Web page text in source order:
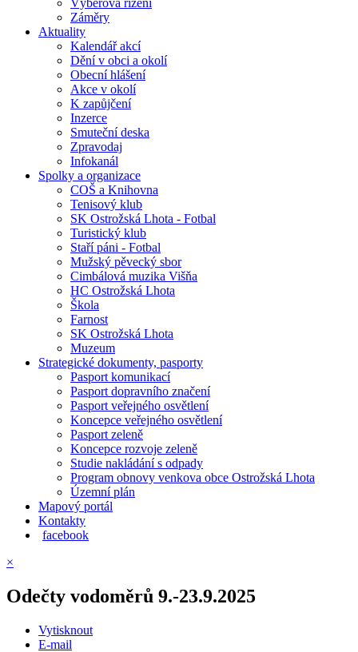
Záměry
Aktuality
Kalendář akcí
Dění v obci a okolí
Obecní hlášení
Akce v okolí
K zapůjčení
Inzerce
Smuteční deska
Zpravodaj
Infokanál
Spolky a organizace
COŠ a Knihovna
Tenisový klub
SK Ostrožská Lhota - Fotbal
Turistický klub
Staří páni - Fotbal
Mužský pěvecký sbor
Cimbálová muzika Višňa
HC Ostrožská Lhota
Škola
Farnost
SK Ostrožská Lhota
Muzeum
Strategické dokumenty, pasporty
Pasport komunikací
Pasport dopravního značení
Pasport veřejného osvětlení
Koncepce veřejného osvětlení
Pasport zeleně
Koncepce rozvoje zeleně
Studie nakládání s odpady
Program obnovy venkova obce Ostrožská Lhota
Územní plán
Mapový portál
Kontakty
facebook
×
Odečty vodoměrů 9.-23.9.2025
Vytisknout
E-mail